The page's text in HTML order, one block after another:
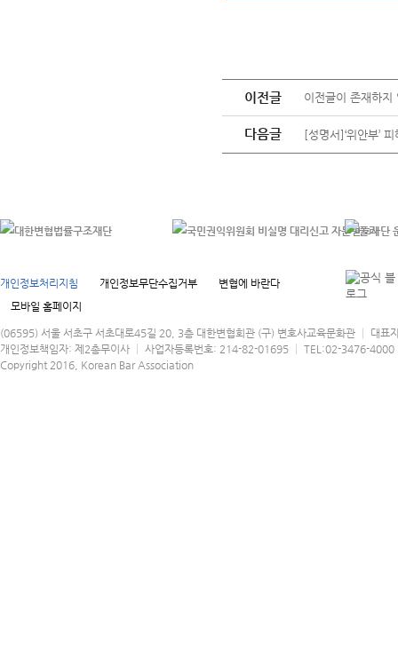
이전글 이전글이 존재하지
다음글 [성명서]‘위안부’
개인정보처리지침 개인정보무단수집거부
변협에 바란다
모바일 홈페이지
(06595) 서울 서초구 서초대로45길 20, 3층 대한변협회관 (구) 변호사교육문화관 │ 대표
개인정보책임자: 제2총무이사 │ 사업자등록번호: 214-82-01695 │ TEL:02-3476-
Copyright 2016, Korean Bar Association